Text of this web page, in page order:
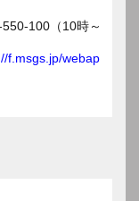
100（10時～
f.msgs.jp/webap